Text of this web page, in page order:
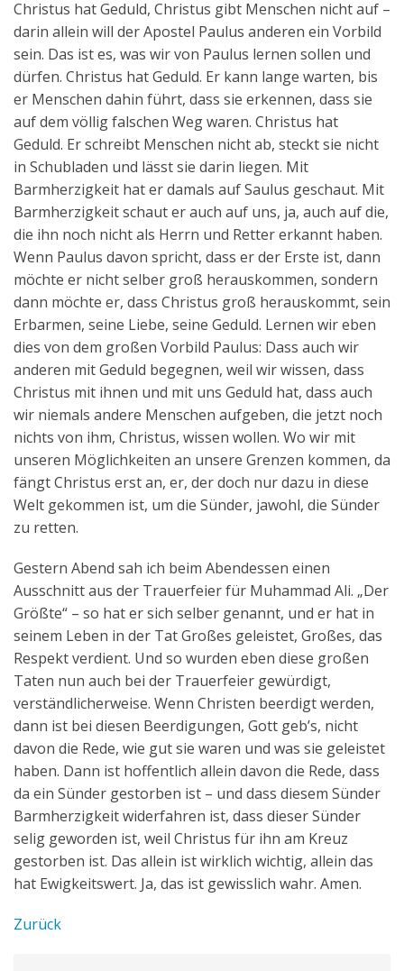
Christus hat Geduld, Christus gibt Menschen nicht auf –
darin allein will der Apostel Paulus anderen ein Vorbild
sein. Das ist es, was wir von Paulus lernen sollen und
dürfen. Christus hat Geduld. Er kann lange warten, bis
er Menschen dahin führt, dass sie erkennen, dass sie
auf dem völlig falschen Weg waren. Christus hat
Geduld. Er schreibt Menschen nicht ab, steckt sie nicht
in Schubladen und lässt sie darin liegen. Mit
Barmherzigkeit hat er damals auf Saulus geschaut. Mit
Barmherzigkeit schaut er auch auf uns, ja, auch auf die,
die ihn noch nicht als Herrn und Retter erkannt haben.
Wenn Paulus davon spricht, dass er der Erste ist, dann
möchte er nicht selber groß herauskommen, sondern
dann möchte er, dass Christus groß herauskommt, sein
Erbarmen, seine Liebe, seine Geduld. Lernen wir eben
dies von dem großen Vorbild Paulus: Dass auch wir
anderen mit Geduld begegnen, weil wir wissen, dass
Christus mit ihnen und mit uns Geduld hat, dass auch
wir niemals andere Menschen aufgeben, die jetzt noch
nichts von ihm, Christus, wissen wollen. Wo wir mit
unseren Möglichkeiten an unsere Grenzen kommen, da
fängt Christus erst an, er, der doch nur dazu in diese
Welt gekommen ist, um die Sünder, jawohl, die Sünder
zu retten.
Gestern Abend sah ich beim Abendessen einen
Ausschnitt aus der Trauerfeier für Muhammad Ali. „Der
Größte“ – so hat er sich selber genannt, und er hat in
seinem Leben in der Tat Großes geleistet, Großes, das
Respekt verdient. Und so wurden eben diese großen
Taten nun auch bei der Trauerfeier gewürdigt,
verständlicherweise. Wenn Christen beerdigt werden,
dann ist bei diesen Beerdigungen, Gott geb’s, nicht
davon die Rede, wie gut sie waren und was sie geleistet
haben. Dann ist hoffentlich allein davon die Rede, dass
da ein Sünder gestorben ist – und dass diesem Sünder
Barmherzigkeit widerfahren ist, dass dieser Sünder
selig geworden ist, weil Christus für ihn am Kreuz
gestorben ist. Das allein ist wirklich wichtig, allein das
hat Ewigkeitswert. Ja, das ist gewisslich wahr. Amen.
Zurück